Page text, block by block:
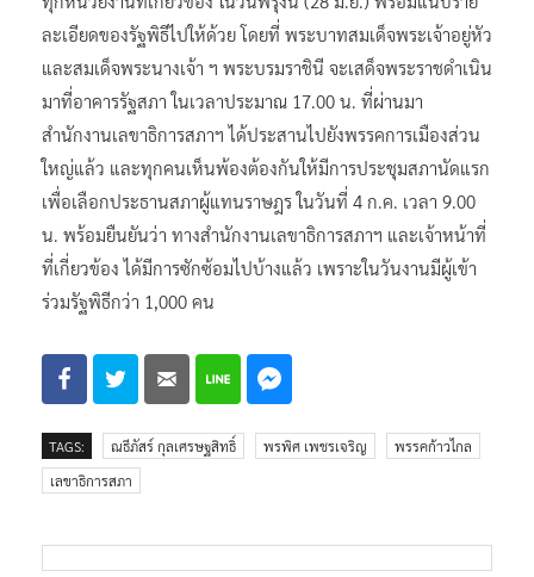
ละเอียดของรัฐพิธีไปให้ด้วย โดยที่ พระบาทสมเด็จพระเจ้าอยู่หัว
และสมเด็จพระนางเจ้า ฯ พระบรมราชินี จะเสด็จพระราชดำเนิน
มาที่อาคารรัฐสภา ในเวลาประมาณ 17.00 น. ที่ผ่านมา
สำนักงานเลขาธิการสภาฯ ได้ประสานไปยังพรรคการเมืองส่วน
ใหญ่แล้ว และทุกคนเห็นพ้องต้องกันให้มีการประชุมสภานัดแรก
เพื่อเลือกประธานสภาผู้แทนราษฎร ในวันที่ 4 ก.ค. เวลา 9.00
น. พร้อมยืนยันว่า ทางสำนักงานเลขาธิการสภาฯ และเจ้าหน้าที่
ที่เกี่ยวข้อง ได้มีการซักซ้อมไปบ้างแล้ว เพราะในวันงานมีผู้เข้า
ร่วมรัฐพิธีกว่า 1,000 คน
TAGS: ณธีภัสร์ กุลเศรษฐสิทธิ์ พรพิศ เพชรเจริญ
พรรคก้าวไกล
เลขาธิการสภา